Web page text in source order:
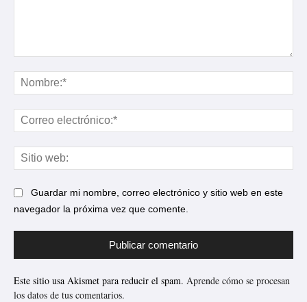
Guardar mi nombre, correo electrónico y sitio web en este
navegador la próxima vez que comente.
Este sitio usa Akismet para reducir el spam. Aprende cómo se procesan
los datos de tus comentarios.